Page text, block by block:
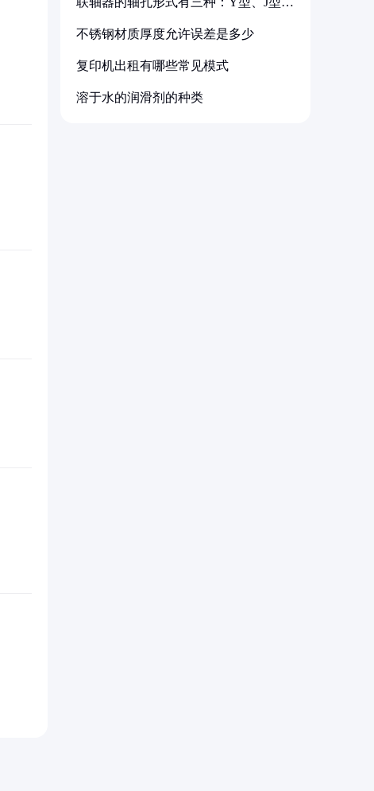
不锈钢材质厚度允许误差是多少
复印机出租有哪些常见模式
溶于水的润滑剂的种类